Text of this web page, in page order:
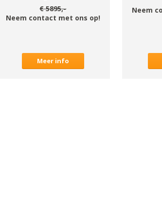
€5895,-
Neem contact met ons op!
Meer info
Neem